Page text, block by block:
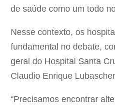
de saúde como um todo
Nesse contexto, os
fundamental no debate,
geral do Hospital Santa
Claudio Enrique
“Precisamos encontrar